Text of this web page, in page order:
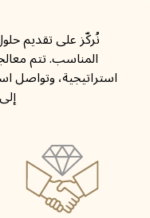
نُركّز على تقديم
المناسب. تتم
استراتيجية،